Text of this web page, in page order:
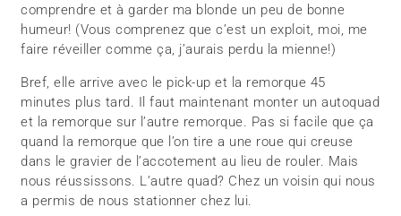
comprendre et à garder ma blonde un peu de bonne
humeur! (Vous comprenez que c’est un exploit, moi, me
faire réveiller comme ça, j’aurais perdu la mienne!)
Bref, elle arrive avec le pick-up et la remorque 45
minutes plus tard. Il faut maintenant monter un autoquad
et la remorque sur l’autre remorque. Pas si facile que ça
quand la remorque que l’on tire a une roue qui creuse
dans le gravier de l’accotement au lieu de rouler. Mais
nous réussissons. L’autre quad? Chez un voisin qui nous
a permis de nous stationner chez lui.